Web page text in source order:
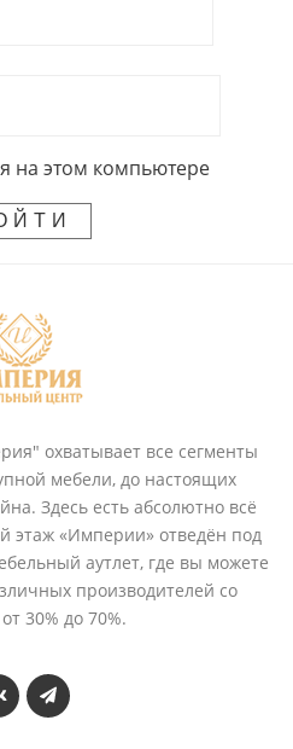
на этом компьютере
охватывает все сегменты
мебели, до настоящих
Здесь есть абсолютно всё
этаж «Империи» отведён под
аутлет, где вы можете
производителей со
30% до 70%.